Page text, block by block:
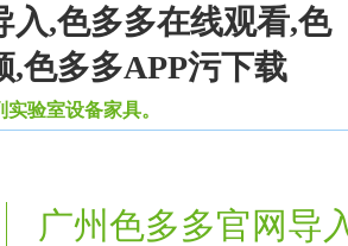
入,色多多在线观看,色
,色多多APP污下载
室设备家具。
广州色多多官网导